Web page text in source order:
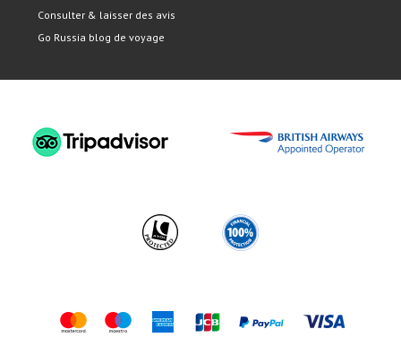
Consulter & laisser des avis
Go Russia blog de voyage